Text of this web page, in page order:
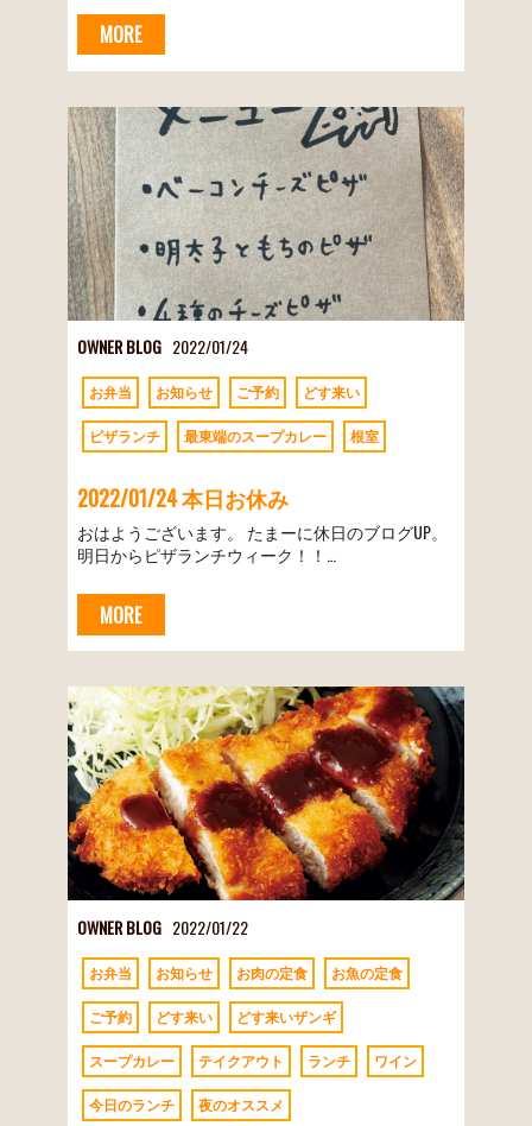
MORE
OWNER BLOG 2022/01/24
お弁当 お知らせ ご予約 どす来い
ピザランチ 最東端のスープカレー 根室
2022/01/24 本日お休み
おはようございます。 たまーに休日のブログUP。
明日からピザランチウィーク！！…
MORE
OWNER BLOG 2022/01/22
お弁当 お知らせ お肉の定食 お魚の定食
ご予約 どす来い どす来いザンギ
スープカレー テイクアウト ランチ ワイン
今日のランチ 夜のオススメ